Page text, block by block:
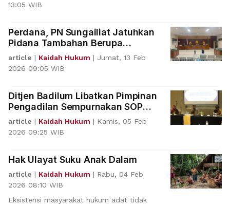
13:05 WIB
Perdana, PN Sungailiat Jatuhkan
Pidana Tambahan Berupa
Pembayaran Ganti Rugi
article | Kaidah Hukum | Jumat, 13 Feb
2026 09:05 WIB
Ditjen Badilum Libatkan Pimpinan
Pengadilan Sempurnakan SOP
Perkara
article | Kaidah Hukum | Kamis, 05 Feb
2026 09:25 WIB
Hak Ulayat Suku Anak Dalam
article | Kaidah Hukum | Rabu, 04 Feb
2026 08:10 WIB
Eksistensi masyarakat hukum adat tidak